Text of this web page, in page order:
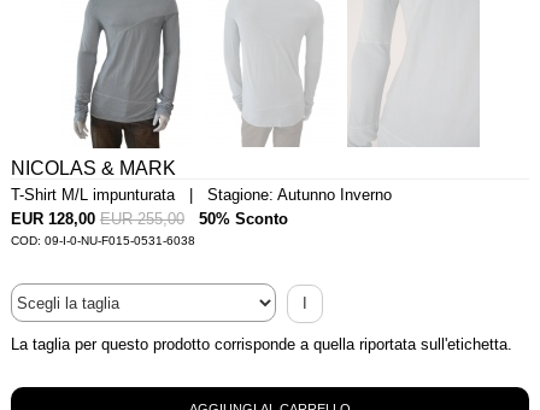
NICOLAS & MARK
T-Shirt M/L impunturata | Stagione: Autunno Inverno
EUR 128,00 EUR 255,00 50% Sconto
COD: 09-I-0-NU-F015-0531-6038
I
La taglia per questo prodotto corrisponde a quella riportata sull'etichetta.